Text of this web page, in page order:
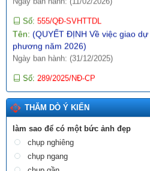
phương năm 2026)
Ngày ban hành: (31/12/2025)
Số:289/2025/NĐ-CP
Tên:(NGHỊ ĐỊNH Hướng dẫn thi
197/2025/QH15 ngày 17 tháng 5
một số cơ chế, chính sách đặc biệt
Ngày ban hành: (10/12/2025)
Số:1987/SVHTTDL-VP
Tên:(V/v định hướng nội dung phổ
tháng 6 năm 2026)
Ngày ban hành: (03/06/2026)
THĂM DÒ Ý KIẾN
làm sao để có một bức ảnh đẹp
chụp nghiêng
chụp ngang